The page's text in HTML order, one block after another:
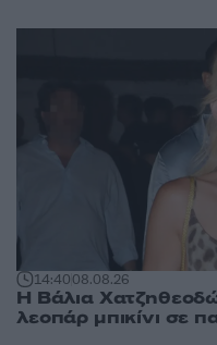
14:4008.08.26
Η Βάλια
λεοπάρ μπικίνι σε